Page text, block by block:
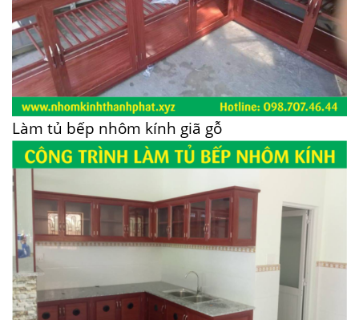
Làm tủ bếp nhôm kính giã gỗ